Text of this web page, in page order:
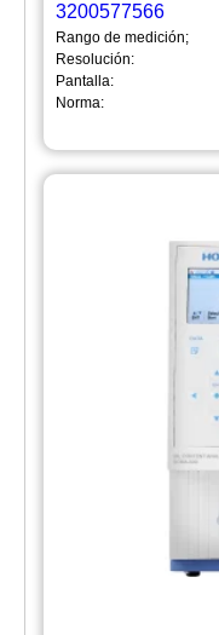
3200577566
Rango de medición;
Resolución:
Pantalla:
Norma: